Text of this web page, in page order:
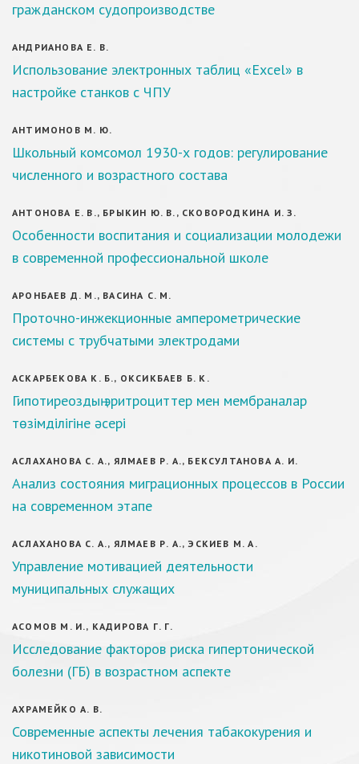
гражданском судопроизводстве
АНДРИАНОВА Е. В.
Использование электронных таблиц «Excel» в
настройке станков с ЧПУ
АНТИМОНОВ М. Ю.
Школьный комсомол 1930-х годов: регулирование
численного и возрастного состава
АНТОНОВА Е. В., БРЫКИН Ю. В., СКОВОРОДКИНА И. З.
Особенности воспитания и социализации молодежи
в современной профессиональной школе
АРОНБАЕВ Д. М., ВАСИНА С. М.
Проточно-инжекционные амперометрические
системы с трубчатыми электродами
АСКАРБЕКОВА К. Б., ОКСИКБАЕВ Б. К.
Гипотиреоздың эритроциттер мен мембраналар
төзімділігіне әсері
АСЛАХАНОВА С. А., ЯЛМАЕВ Р. А., БЕКСУЛТАНОВА А. И.
Анализ состояния миграционных процессов в России
на современном этапе
АСЛАХАНОВА С. А., ЯЛМАЕВ Р. А., ЭСКИЕВ М. А.
Управление мотивацией деятельности
муниципальных служащих
АСОМОВ М. И., КАДИРОВА Г. Г.
Исследование факторов риска гипертонической
болезни (ГБ) в возрастном аспекте
АХРАМЕЙКО А. В.
Современные аспекты лечения табакокурения и
никотиновой зависимости